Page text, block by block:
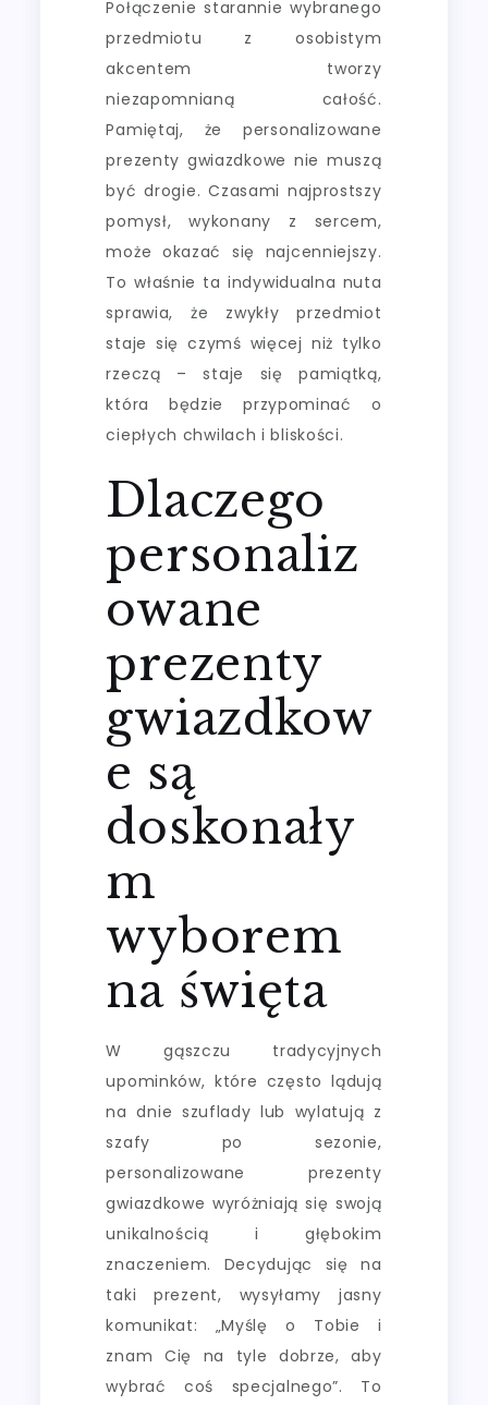
Połączenie starannie wybranego
przedmiotu z osobistym
akcentem tworzy
niezapomnianą całość.
Pamiętaj, że personalizowane
prezenty gwiazdkowe nie muszą
być drogie. Czasami najprostszy
pomysł, wykonany z sercem,
może okazać się najcenniejszy.
To właśnie ta indywidualna nuta
sprawia, że zwykły przedmiot
staje się czymś więcej niż tylko
rzeczą – staje się pamiątką,
która będzie przypominać o
ciepłych chwilach i bliskości.
Dlaczego
personaliz
owane
prezenty
gwiazdkow
e są
doskonały
m
wyborem
na święta
W gąszczu tradycyjnych
upominków, które często lądują
na dnie szuflady lub wylatują z
szafy po sezonie,
personalizowane prezenty
gwiazdkowe wyróżniają się swoją
unikalnością i głębokim
znaczeniem. Decydując się na
taki prezent, wysyłamy jasny
komunikat: „Myślę o Tobie i
znam Cię na tyle dobrze, aby
wybrać coś specjalnego”. To